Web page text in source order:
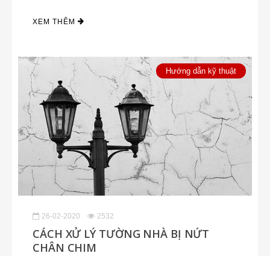
XEM THÊM
Hướng dẫn kỹ thuật
26-02-2020 2532
CÁCH XỬ LÝ TƯỜNG NHÀ BỊ NỨT
CHÂN CHIM